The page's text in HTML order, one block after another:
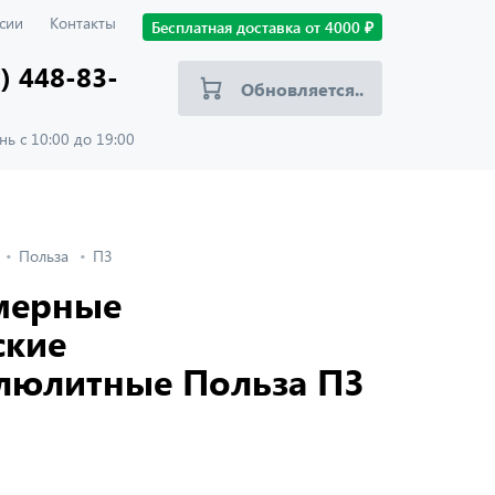
Контакты Бесплатная доставка от 4000 ₽
448-83-
с 10:00 до 19:00
Обновляется..
Польза П3
Польза П3